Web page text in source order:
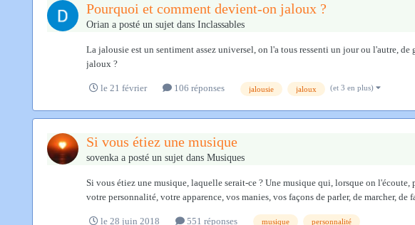
Pourquoi et comment devient-on jaloux ?
Orian a posté un sujet dans Inclassables
La jalousie est un sentiment assez universel, on l'a tous ressenti un jour ou l'autre,
jaloux ?
le 21 février 106 réponses jalousie jaloux (et 3 en plus)
Si vous étiez une musique
sovenka a posté un sujet dans Musiques
Si vous étiez une musique, laquelle serait-ce ? Une musique qui, lorsque on
votre personnalité, votre apparence, vos manies, vos façons de parler, de marcher, de
le 28 juin 2018 551 réponses musique personnalité